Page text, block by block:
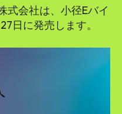
式会社は、小径Eバイ
日に発売します。